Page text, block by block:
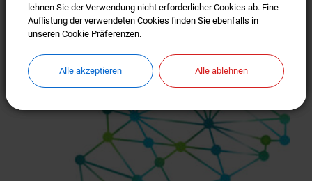
lehnen Sie der Verwendung nicht erforderlicher Cookies ab. Eine
Auflistung der verwendeten Cookies finden Sie ebenfalls in
unseren Cookie Präferenzen.
Alle akzeptieren Alle ablehnen
lehnen Sie der Verwendung nicht erforderlicher Cookies ab. Eine
Auflistung der verwendeten Cookies finden Sie ebenfalls in
unseren Cookie Präferenzen.
Alle akzeptieren Alle ablehnen